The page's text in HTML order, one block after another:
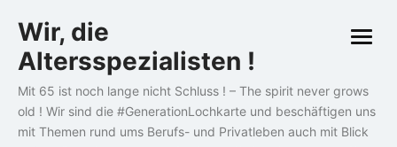
to
content
Wir, die
Altersspezialisten !
Mit 65 ist noch lange nicht Schluss ! – The spirit never grows
old ! Wir sind die #GenerationLochkarte und beschäftigen uns
mit Themen rund ums Berufs- und Privatleben auch mit Blick
open